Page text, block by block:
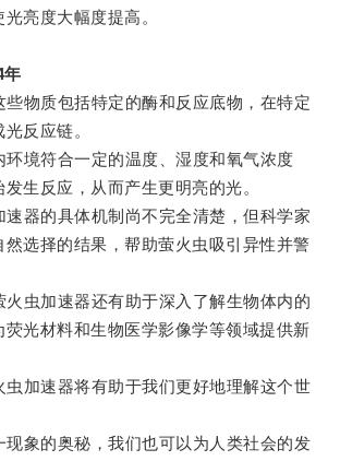
亮度大幅度提高。
年
质包括特定的酶和反应底物，在特定
反应链。
境符合一定的温度、湿度和氧气浓度
生反应，从而产生更明亮的光。
的具体机制尚不完全清楚，但科学家
然选择的结果，帮助萤火虫吸引异性并警
加速器还有助于深入了解生物体内的
荧光材料和生物医学影像学等领域提供新
加速器将有助于我们更好地理解这个世
象的奥秘，我们也可以为人类社会的发